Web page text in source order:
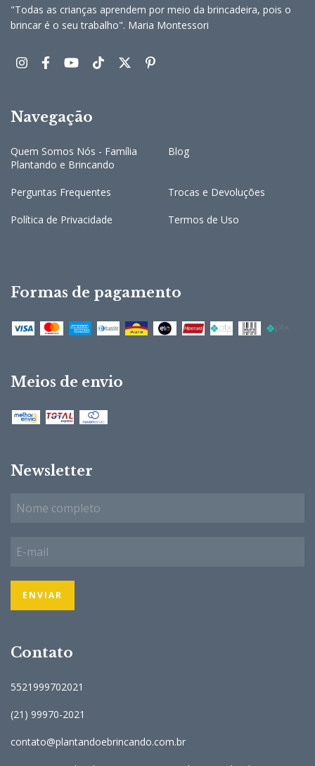
"Todas as crianças aprendem por meio da brincadeira, pois o
brincar é o seu trabalho". Maria Montessori
Navegação
Quem Somos Nós - Família
Plantando e Brincando
Blog
Perguntas Frequentes Trocas e Devoluções
Política de Privacidade Termos de Uso
Formas de pagamento
Meios de envio
Newsletter
Contato
5521999702021
(21) 99970-2021
contato@plantandoebrincando.com.br